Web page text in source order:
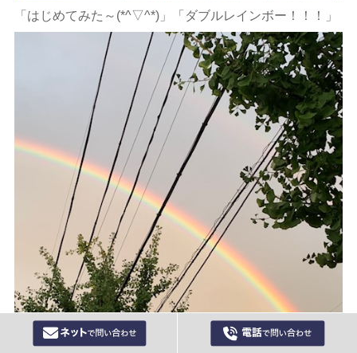
「はじめてみた～(*^▽^*)」「ダブルレインボー！！！」